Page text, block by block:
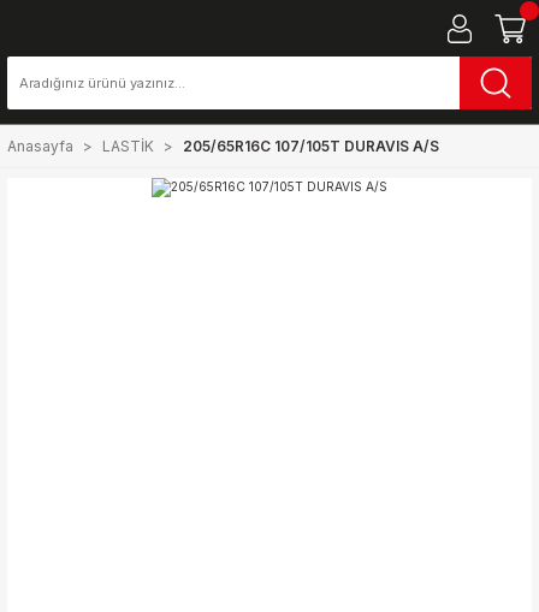
Anasayfa LASTİK 205/65R16C 107/105T DURAVIS A/S